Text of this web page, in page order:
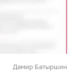
Дамир Батыршин